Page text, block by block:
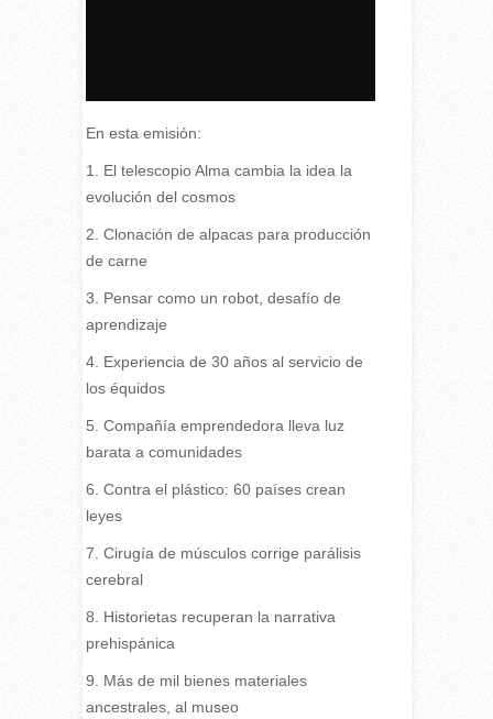
En esta emisión:
1. El telescopio Alma cambia la idea la
evolución del cosmos
2. Clonación de alpacas para producción
de carne
3. Pensar como un robot, desafío de
aprendizaje
4. Experiencia de 30 años al servicio de
los équidos
5. Compañía emprendedora lleva luz
barata a comunidades
6. Contra el plástico: 60 países crean
leyes
7. Cirugía de músculos corrige parálisis
cerebral
8. Historietas recuperan la narrativa
prehispánica
9. Más de mil bienes materiales
ancestrales, al museo